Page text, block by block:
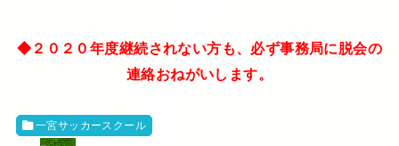
◆２０２０年度継続されない方も、必ず事務局に脱会の
連絡おねがいします。
一宮サッカースクール